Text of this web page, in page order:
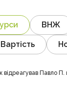
ВНЖ
Вартість
відреагував Павло